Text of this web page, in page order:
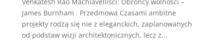
James Burnham Przedmowa Czasami ambitne
projekty rodzą się nie z eleganckich, zaplanowanych
od podstaw wizji architektonicznych, lecz z...